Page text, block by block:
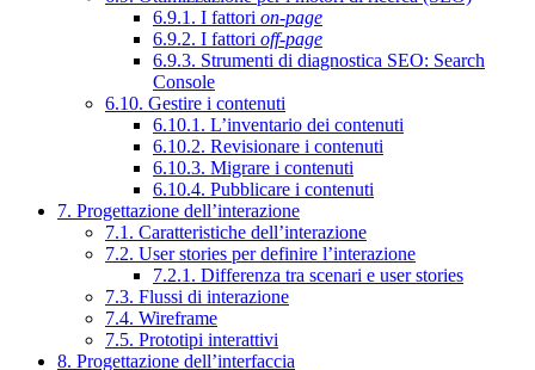
6.9.1. I fattori on-page
6.9.2. I fattori off-page
6.9.3. Strumenti di diagnostica SEO: Search
Console
6.10. Gestire i contenuti
6.10.1. L’inventario dei contenuti
6.10.2. Revisionare i contenuti
6.10.3. Migrare i contenuti
6.10.4. Pubblicare i contenuti
7. Progettazione dell’interazione
7.1. Caratteristiche dell’interazione
7.2. User stories per definire l’interazione
7.2.1. Differenza tra scenari e user stories
7.3. Flussi di interazione
7.4. Wireframe
7.5. Prototipi interattivi
8. Progettazione dell’interfaccia